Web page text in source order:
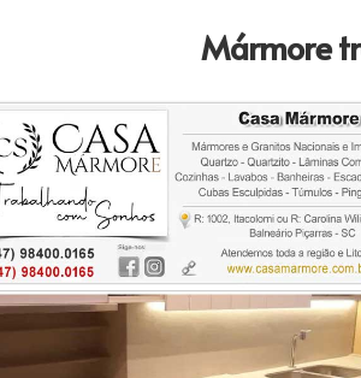
Mármore